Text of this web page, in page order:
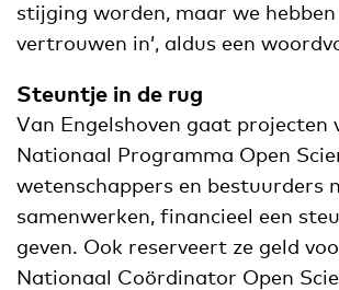
stijging worden, maar we hebben
vertrouwen in’, aldus een
Steuntje in de rug
Van Engelshoven gaat projecten
Nationaal Programma Open
wetenschappers en bestuurders
samenwerken, financieel een
geven. Ook reserveert ze geld
Nationaal Coördinator Open